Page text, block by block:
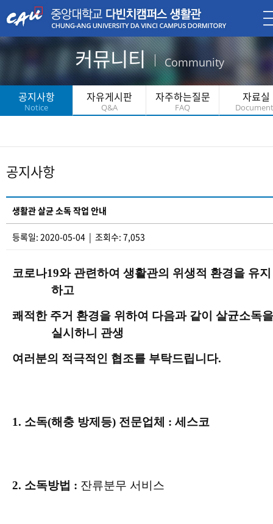
커뮤니티 Community
공지사항
Notice
자유게시판
Q&A
자주하는질문
FAQ
자료실
공지사항
생활관 살균 소독 작업 안내
등록일: 2020-05-04 | 조회수: 7,053
코로나19와 관련하여 생활관의 위생적 환경을 유지
하고
쾌적한 주거 환경을 위하여 다음과 같이 살균소독을
실시하니 관생
여러분의 적극적인 협조를 부탁드립니다.
1. 소독(해충 방제등) 전문업체 : 세스코
2. 소독방법 : 잔류분무 서비스